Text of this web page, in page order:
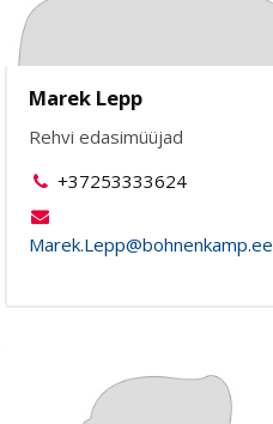
Marek Lepp
Rehvi edasimüüjad
+37253333624
Marek.Lepp@bohnenkamp.ee